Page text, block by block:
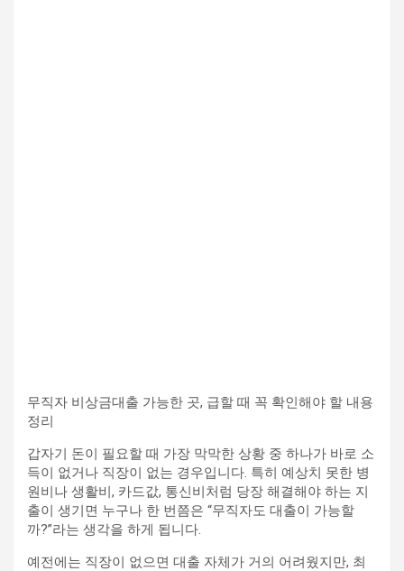
무직자 비상금대출 가능한 곳, 급할 때 꼭 확인해야 할 내용
정리
갑자기 돈이 필요할 때 가장 막막한 상황 중 하나가 바로 소
득이 없거나 직장이 없는 경우입니다. 특히 예상치 못한 병
원비나 생활비, 카드값, 통신비처럼 당장 해결해야 하는 지
출이 생기면 누구나 한 번쯤은 “무직자도 대출이 가능할
까?”라는 생각을 하게 됩니다.
예전에는 직장이 없으면 대출 자체가 거의 어려웠지만, 최